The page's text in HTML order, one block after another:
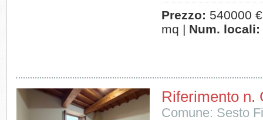
Prezzo: 540000
mq | Num. locali:
Riferimento n.
Comune: Sesto